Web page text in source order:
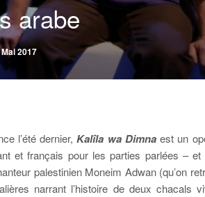
arabe
2017
l’été dernier,Kalîla wa Dimnaest un
et français pour les parties parlées – et
palestinien Moneim Adwan (qu’on
narrant l’histoire de deux chacals